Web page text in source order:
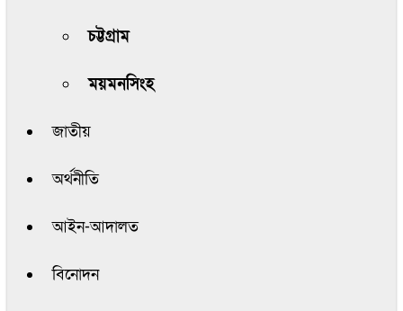
চট্টগ্রাম
ময়মনসিংহ
জাতীয়
অর্থনীতি
আইন-আদালত
বিনোদন